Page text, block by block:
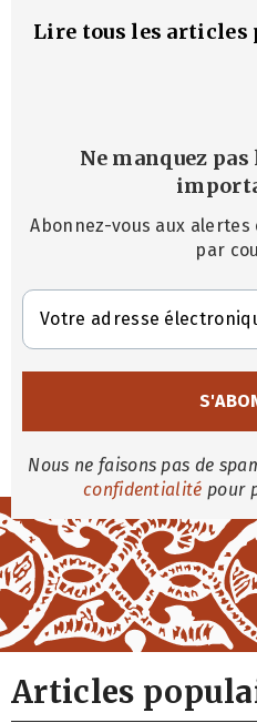
Lire tous les articles
Ne manquez
Abonnez-vous aux
par
Nous ne faisons pas de
confidentialité pour
Articles